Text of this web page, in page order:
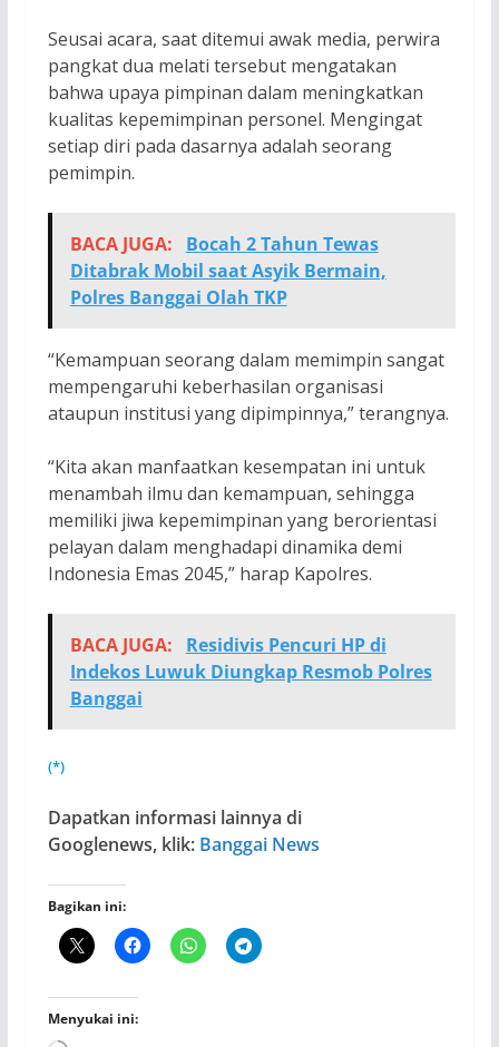
Seusai acara, saat ditemui awak media, perwira
pangkat dua melati tersebut mengatakan
bahwa upaya pimpinan dalam meningkatkan
kualitas kepemimpinan personel. Mengingat
setiap diri pada dasarnya adalah seorang
pemimpin.
BACA JUGA:
Bocah 2 Tahun Tewas
Ditabrak Mobil saat Asyik Bermain,
Polres Banggai Olah TKP
“Kemampuan seorang dalam memimpin sangat
mempengaruhi keberhasilan organisasi
ataupun institusi yang dipimpinnya,” terangnya.
“Kita akan manfaatkan kesempatan ini untuk
menambah ilmu dan kemampuan, sehingga
memiliki jiwa kepemimpinan yang berorientasi
pelayan dalam menghadapi dinamika demi
Indonesia Emas 2045,” harap Kapolres.
BACA JUGA:
Residivis Pencuri HP di
Indekos Luwuk Diungkap Resmob Polres
Banggai
(*)
Dapatkan informasi lainnya di
Googlenews, klik: Banggai News
Bagikan ini:
Menyukai ini: